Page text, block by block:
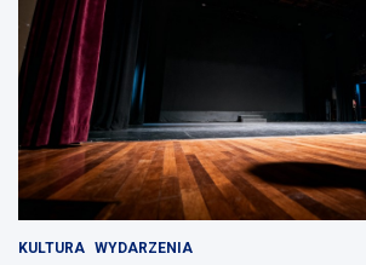
KULTURA WYDARZENIA